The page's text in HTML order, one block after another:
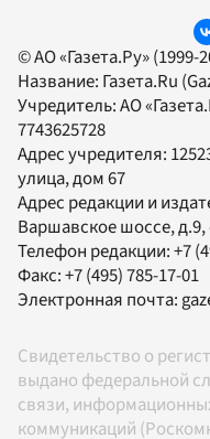
© АО «Газета.Ру» (1999-
Название: Газета.Ru
Учредитель:АО
7743625728
Адрес учредителя:
улица, дом 67
Адрес редакции и
Варшавское шоссе, д.9,
Телефон редакции:+7
Факс:+7 (495) 785-17-01
Электронная почта:
Свидетельство о
выдано федеральной
связи,
коммуникаций